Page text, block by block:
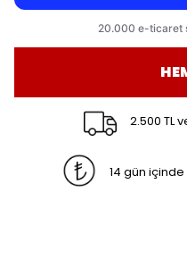
2.500 TL
14 gün